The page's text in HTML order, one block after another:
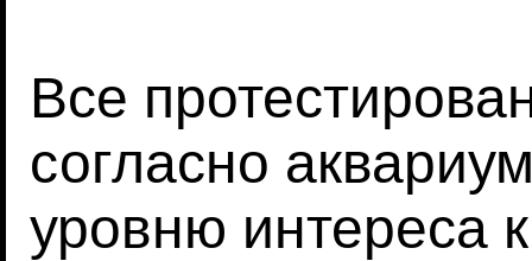
Все
согласно
уровню интереса